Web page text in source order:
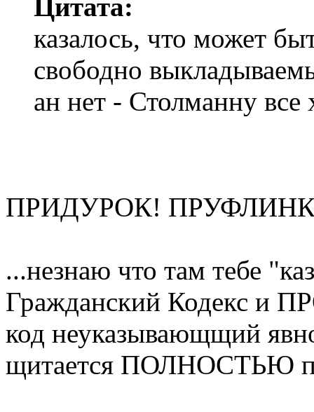
Цитата:
казалось, что может
свободно
ан нет - Столманну все
ПРИДУРОК!
...незнаю что там тебе
Гражданский Кодекс и
код неуказывающщий
щитается ПОЛНОСТЬЮ